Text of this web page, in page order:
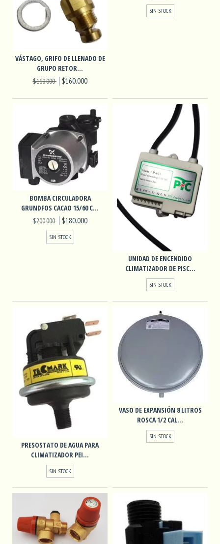
VÁSTAGO, GRIFO DE LLENADO DE
GRUPO RETOR...
$160.000 $160.000
SIN STOCK
BOMBA CIRCULADORA
GRUNDFOS CACAO 15/60 C...
$200.000 $180.000
SIN STOCK
UNIDAD DE ENCENDIDO
CLIMATIZADOR DE PISC...
SIN STOCK
PRESOSTATO DE AGUA PARA
CLIMATIZADOR PEI...
SIN STOCK
VASO DE EXPANSIÓN 8 LITROS
ROSCA 1/2 CAL...
SIN STOCK